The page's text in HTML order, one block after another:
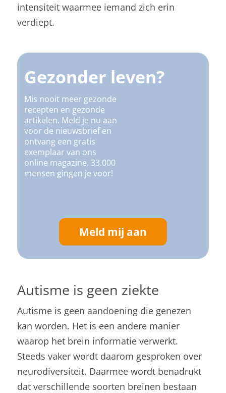
intensiteit waarmee iemand zich erin
verdiept.
Gezonder leven?
Mis nooit meer gezonde
recepten en gezonde
artikelen. Meld je nu aan
voor de nieuwsbrief en
ontvang een gratis
exemplaar van ons
online magazine. 33.000
mensen gingen je voor!
Meld mij aan
Autisme is geen ziekte
Autisme is geen aandoening die genezen
kan worden. Het is een andere manier
waarop het brein informatie verwerkt.
Steeds vaker wordt daarom gesproken over
neurodiversiteit. Daarmee wordt benadrukt
dat verschillende soorten breinen bestaan